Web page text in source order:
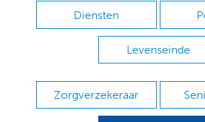
Diensten
Levenseinde
Zorgverzekeraar